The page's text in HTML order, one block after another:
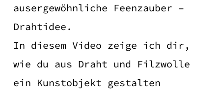
ausergewöhnliche Feenzauber –
Drahtidee.
In diesem Video zeige ich dir,
wie du aus Draht und Filzwolle
ein Kunstobjekt gestalten